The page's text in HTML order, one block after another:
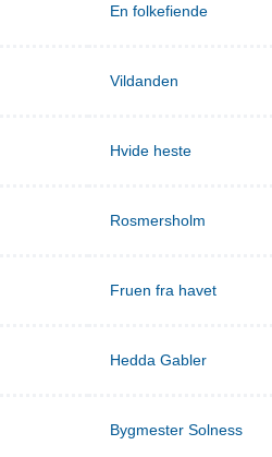
En folkefiende
Vildanden
Hvide heste
Rosmersholm
Fruen fra havet
Hedda Gabler
Bygmester Solness